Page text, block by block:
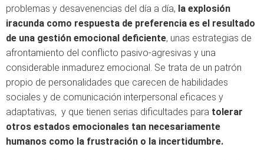
problemas y desavenencias del día a día, la explosión
iracunda como respuesta de preferencia es el resultado
de una gestión emocional deficiente, unas estrategias de
afrontamiento del conflicto pasivo-agresivas y una
considerable inmadurez emocional. Se trata de un patrón
propio de personalidades que carecen de habilidades
sociales y de comunicación interpersonal eficaces y
adaptativas, y que tienen serias dificultades para tolerar
otros estados emocionales tan necesariamente
humanos como la frustración o la incertidumbre.